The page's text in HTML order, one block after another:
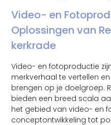
Video- en
Oplossingen van
kerkrade
Video- en fotoproductie
merkverhaal te vertellen
brengen op je doelgroep.
bieden een breed scala
het gebied van video- en
conceptontwikkeling tot